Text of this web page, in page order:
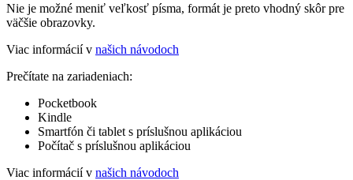
Nie je možné meniť veľkosť písma, formát je preto vhodný skôr pre
väčšie obrazovky.
Viac informácií v našich návodoch
Prečítate na zariadeniach:
Pocketbook
Kindle
Smartfón či tablet s príslušnou aplikáciou
Počítač s príslušnou aplikáciou
Viac informácií v našich návodoch